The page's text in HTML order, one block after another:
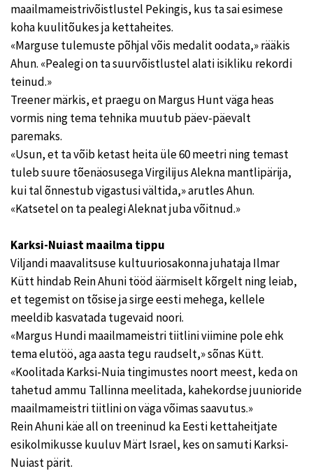
maailmameistrivõistlustel Pekingis, kus ta sai esimese
koha kuulitõukes ja kettaheites.
«Marguse tulemuste põhjal võis medalit oodata,» rääkis
Ahun. «Pealegi on ta suurvõistlustel alati isikliku rekordi
teinud.»
Treener märkis, et praegu on Margus Hunt väga heas
vormis ning tema tehnika muutub päev-päevalt
paremaks.
«Usun, et ta võib ketast heita üle 60 meetri ning temast
tuleb suure tõenäosusega Virgilijus Alekna mantlipärija,
kui tal õnnestub vigastusi vältida,» arutles Ahun.
«Katsetel on ta pealegi Aleknat juba võitnud.»
Karksi-Nuiast maailma tippu
Viljandi maavalitsuse kultuuriosakonna juhataja Ilmar
Kütt hindab Rein Ahuni tööd äärmiselt kõrgelt ning leiab,
et tegemist on tõsise ja sirge eesti mehega, kellele
meeldib kasvatada tugevaid noori.
«Margus Hundi maailmameistri tiitlini viimine pole ehk
tema elutöö, aga aasta tegu raudselt,» sõnas Kütt.
«Koolitada Karksi-Nuia tingimustes noort meest, keda on
tahetud ammu Tallinna meelitada, kahekordse juunioride
maailmameistri tiitlini on väga võimas saavutus.»
Rein Ahuni käe all on treeninud ka Eesti kettaheitjate
esikolmikusse kuuluv Märt Israel, kes on samuti Karksi-
Nuiast pärit.